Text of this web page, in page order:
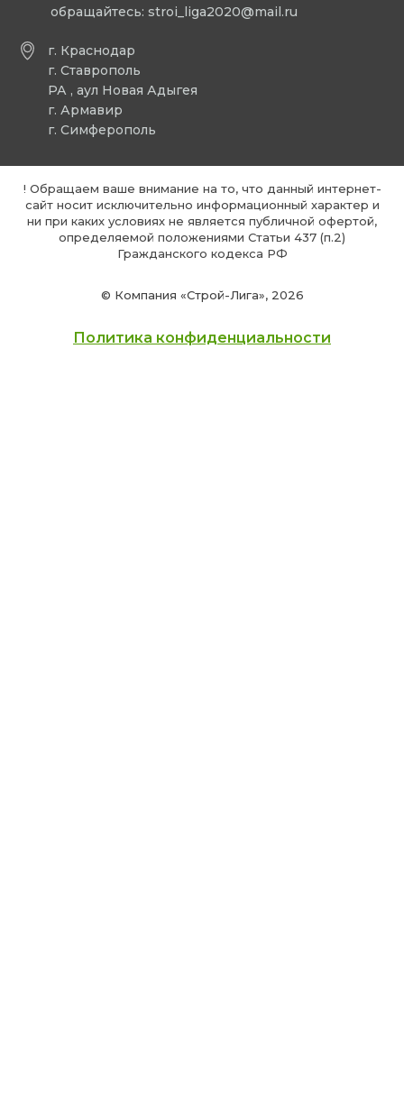
г. Краснодар
г. Ставрополь
РА , аул Новая Адыгея
г. Армавир
г. Симферополь
обращайтесь: stroi_liga2020@mail.ru
© Компания «Строй-Лига», 2026
! Обращаем ваше внимание на то, что данный интернет-
сайт носит исключительно информационный характер и
ни при каких условиях не является публичной офертой,
определяемой положениями Статьи 437 (п.2)
Гражданского кодекса РФ
Политика конфиденциальности